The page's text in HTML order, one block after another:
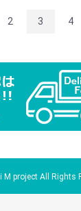
2 3 4
project All Rights